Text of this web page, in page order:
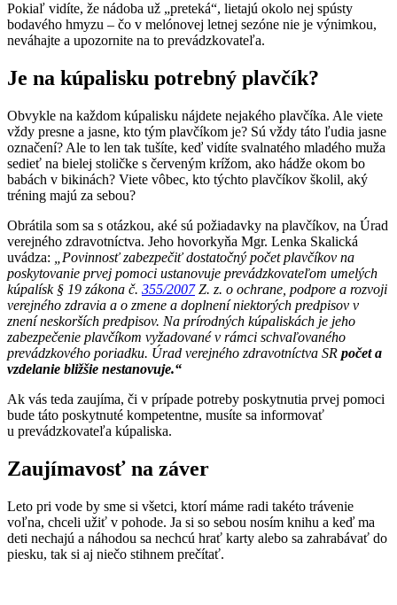
Pokiaľ vidíte, že nádoba už „preteká“, lietajú okolo nej spústy
bodavého hmyzu – čo v melónovej letnej sezóne nie je výnimkou,
neváhajte a upozornite na to prevádzkovateľa.
Je na kúpalisku potrebný plavčík?
Obvykle na každom kúpalisku nájdete nejakého plavčíka. Ale viete
vždy presne a jasne, kto tým plavčíkom je? Sú vždy táto ľudia jasne
označení? Ale to len tak tušíte, keď vidíte svalnatého mladého muža
sedieť na bielej stoličke s červeným krížom, ako hádže okom bo
babách v bikinách? Viete vôbec, kto týchto plavčíkov školil, aký
tréning majú za sebou?
Obrátila som sa s otázkou, aké sú požiadavky na plavčíkov, na Úrad
verejného zdravotníctva. Jeho hovorkyňa Mgr. Lenka Skalická
uvádza:
„Povinnosť zabezpečiť dostatočný počet plavčíkov na
poskytovanie prvej pomoci ustanovuje prevádzkovateľom umelých
kúpalísk § 19 zákona č. 355/2007Z. z. o ochrane, podpore a rozvoji
verejného zdravia a o zmene a doplnení niektorých predpisov v
znení neskorších predpisov. Na prírodných kúpaliskách je jeho
zabezpečenie plavčíkom vyžadované v rámci schvaľovaného
prevádzkového poriadku. Úrad verejného zdravotníctva SR počet a
vzdelanie bližšie nestanovuje.“
Ak vás teda zaujíma, či v prípade potreby poskytnutia prvej pomoci
bude táto poskytnuté kompetentne, musíte sa informovať
u prevádzkovateľa kúpaliska.
Zaujímavosť na záver
Leto pri vode by sme si všetci, ktorí máme radi takéto trávenie
voľna, chceli užiť v pohode. Ja si so sebou nosím knihu a keď ma
deti nechajú a náhodou sa nechcú hrať karty alebo sa zahrabávať do
piesku, tak si aj niečo stihnem prečítať.